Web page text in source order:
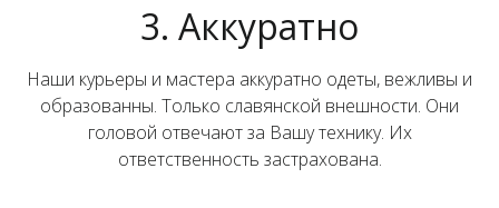
3. Аккуратно
Наши курьеры и мастера аккуратно одеты, вежливы и
образованны. Только славянской внешности. Они
головой отвечают за Вашу технику. Их
ответственность застрахована.